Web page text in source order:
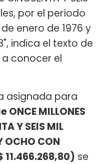
por el período
enero de 1976 y
indica el texto de
conocer el
asignada para
ONCE MILLONES
Y SEIS MIL
OCHO CON
11.466.268,80) se